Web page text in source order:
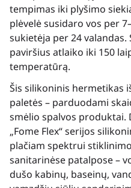
tempimas iki plyšimo
plėvelė susidaro vos per
sukietėja per 24
paviršius atlaiko iki 150
temperatūrą.
Šis silikoninis hermetikas
paletės – parduodami
smėlio spalvos produktai.
„Fome Flex“ serijos
plačiam spektrui
sanitarinėse patalpose –
dušo kabinų, baseinų,